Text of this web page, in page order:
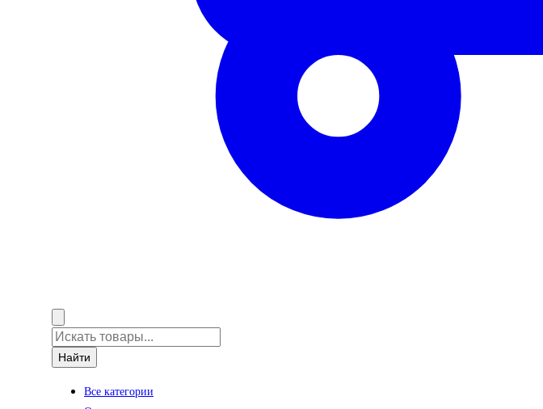
Найти
Все категории